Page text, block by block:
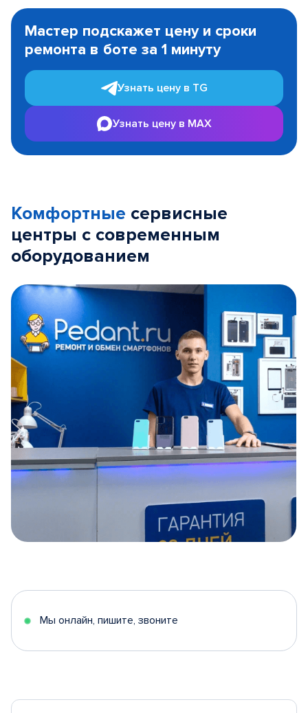
1
Мастер подскажет цену и сроки
ремонта в боте за 1 минуту
Узнать цену в TG
Узнать цену в MAX
Комфортные сервисные
центры с современным
оборудованием
5
Мы онлайн, пишите, звоните